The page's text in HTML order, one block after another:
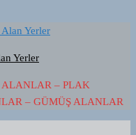
Yerler
– PLAK
– GÜMÜŞ ALANLAR